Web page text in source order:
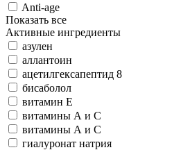
Anti-age
Показать все
Активные ингредиенты
азулен
аллантоин
ацетилгексапептид 8
бисаболол
витамин Е
витамины А и С
витамины А и С
гиалуронат натрия